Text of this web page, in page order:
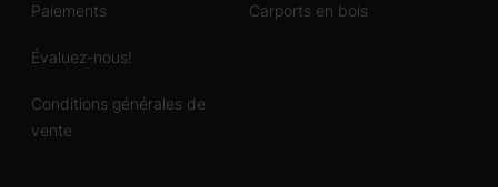
Paiements
Évaluez-nous!
Conditions générales de
vente
Carports en bois